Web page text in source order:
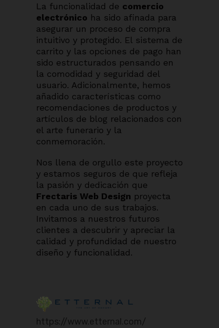
La funcionalidad de comercio
electrónico ha sido afinada para
asegurar un proceso de compra
intuitivo y protegido. El sistema de
carrito y las opciones de pago han
sido estructurados pensando en
la comodidad y seguridad del
usuario. Adicionalmente, hemos
añadido características como
recomendaciones de productos y
artículos de blog relacionados con
el arte funerario y la
conmemoración.
Nos llena de orgullo este proyecto
y estamos seguros de que refleja
la pasión y dedicación que
Frectaris Web Design proyecta
en cada uno de sus trabajos.
Invitamos a nuestros futuros
clientes a descubrir y apreciar la
calidad y profundidad de nuestro
diseño y funcionalidad.
https://www.etternal.com/